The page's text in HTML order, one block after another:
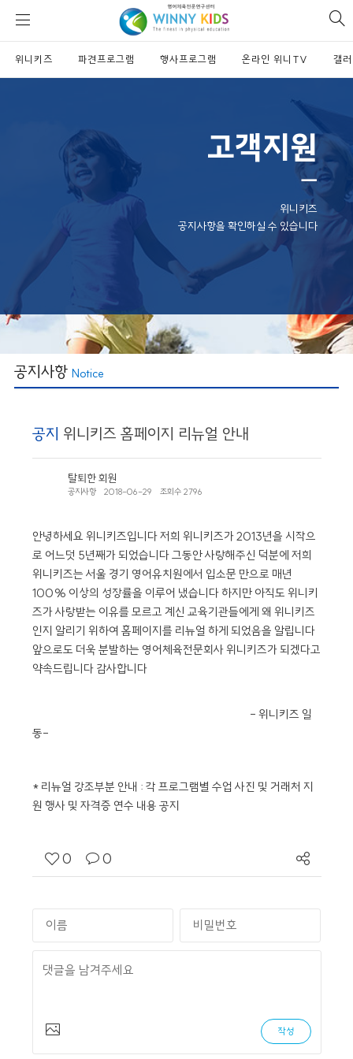
위
니
키
즈
위니키즈 파견프로그램 행사프로그램 온라인 위니TV 갤
고객지원
ㅡ
위니키즈
공지사항을 확인하실 수 있습니다
공지사항 Notice
공지 위니키즈 홈페이지 리뉴얼 안내
탈퇴한 회원
공지사항 2018-06-29 조회수 2796
안녕하세요 위니키즈입니다 저희 위니키즈가 2013년을 시작으
로 어느덧 5년째가 되었습니다 그동안 사랑해주신 덕분에 저희
위니키즈는 서울 경기 영어유치원에서 입소문 만으로 매년
100% 이상의 성장률을 이루어 냈습니다 하지만 아직도 위니키
즈가 사랑받는 이유를 모르고 계신 교육기관들에게 왜 위니키즈
인지 알리기 위하여 홈페이지를 리뉴얼 하게 되었음을 알립니다
앞으로도 더욱 분발하는 영어체육전문회사 위니키즈가 되겠다고
약속드립니다 감사합니다
- 위니키즈 일
동-
* 리뉴얼 강조부분 안내 : 각 프로그램별 수업 사진 및 거래처 지
원 행사 및 자격증 연수 내용 공지
0 0
작성